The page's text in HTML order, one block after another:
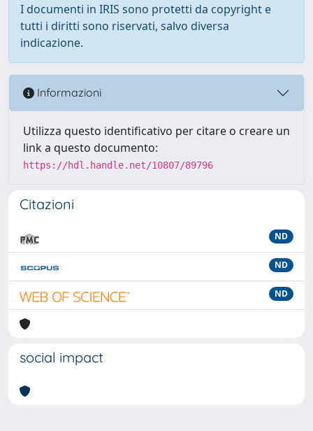
I documenti in IRIS sono protetti da copyright e
tutti i diritti sono riservati, salvo diversa
indicazione.
Informazioni
Utilizza questo identificativo per citare o creare un
link a questo documento:
https://hdl.handle.net/10807/89796
Citazioni
ND
ND
ND
social impact